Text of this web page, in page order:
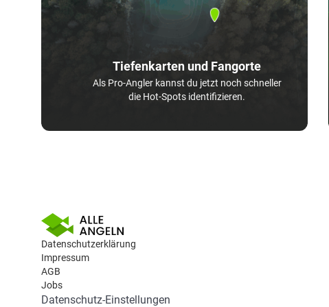
Tiefenkarten und Fangorte
Als Pro-Angler kannst du jetzt noch schneller
die Hot-Spots identifizieren.
Datenschutzerklärung
Impressum
AGB
Jobs
Datenschutz-Einstellungen